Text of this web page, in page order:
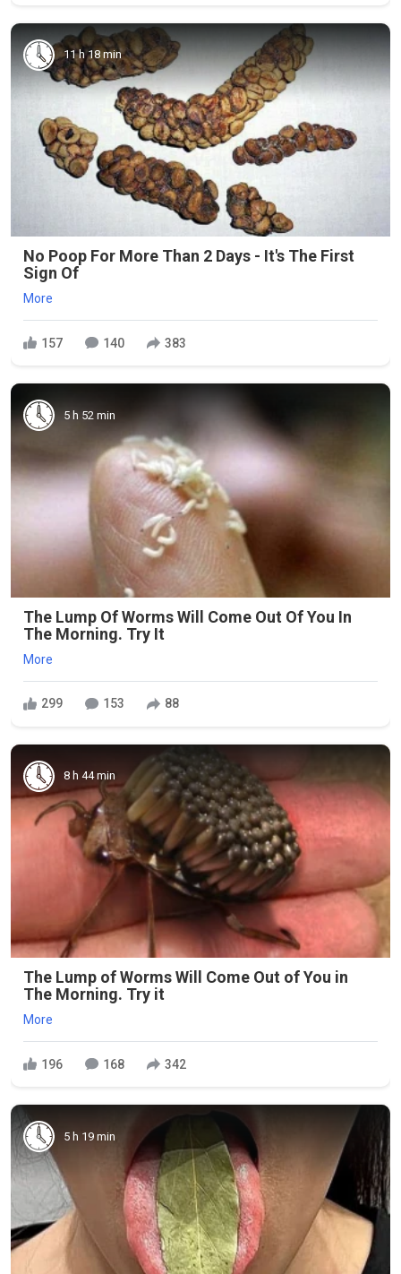
11 h 18 min
No Poop For More Than 2 Days - It's The First
Sign Of
More
157 140 383
5 h 52 min
The Lump Of Worms Will Come Out Of You In
The Morning. Try It
More
299 153 88
8 h 44 min
The Lump of Worms Will Come Out of You in
The Morning. Try it
More
196 168 342
5 h 19 min